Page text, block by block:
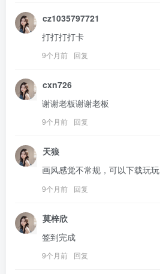
cz1035797721
打打打打卡
9个月前 回复
cxn726
谢谢老板谢谢老板
9个月前 回复
天狼
画风感觉不常规，可以下载玩玩
9个月前 回复
莫梓欣
签到完成
9个月前 回复